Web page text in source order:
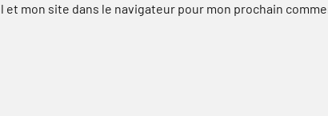
mon site dans le navigateur pour mon prochain